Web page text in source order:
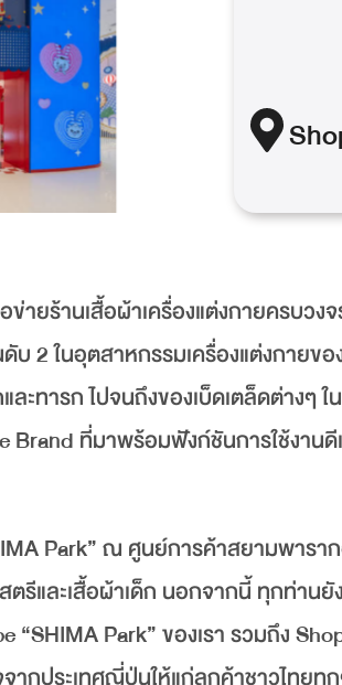
ายร้านเสื้อผ้าเครื่องแต่งกายครบวง
2 ในอุตสาหกรรมเครื่องแต่งกายข
ะทารก ไปจนถึงของเบ็ดเตล็ดต่างๆ ใ
Brand ที่มาพร้อมฟังก์ชันการใช้งาน
Park” ณ ศูนย์การค้าสยามพารา
รีและเสื้อผ้าเด็ก นอกจากนี้ ทุกท่านยั
Park” ของเรา รวมถึง